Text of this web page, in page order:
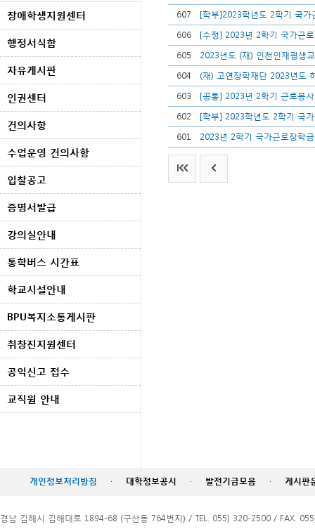
장애학생지원센터
행정서식함
자유게시판
인권센터
건의사항
수업운영 건의사항
입찰공고
증명서발급
강의실안내
통학버스 시간표
학교시설안내
BPU복지소통게시판
취창진지원센터
공익신고 접수
교직원 안내
607
[학부]2023학년도 2학기 국가
606
[수정] 2023년 2학기 국가근
605
2023년도 (재) 인천인재평생
604
(재) 고연장학재단 2023년도
603
[공통] 2023년 2학기 근로봉
602
[학부] 2023학년도 2학기 국
601
2023년 2학기 국가근로장학
개인정보처리방침 · 대학정보공시 · 발전기금모음 · 게시판
경남 김해시 김해대로 1894-68 (구산동 764번지) / TEL. 055) 320-2500 / FAX.